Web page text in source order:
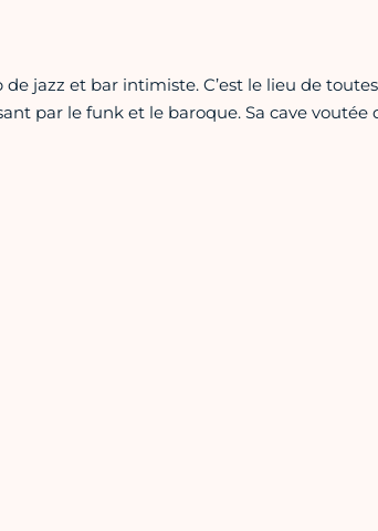
jazz et bar intimiste. C’est le lieu de
par le funk et le baroque. Sa cave voutée